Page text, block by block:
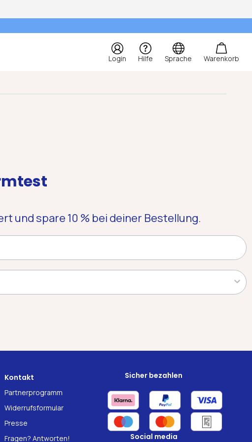
Login Hilfe Sprache Warenkorb
undspare 10 % bei deiner Bestellung.
Kontakt
Partnerprogramm
Widerrufsformular
Presse
Fragen? Antworten!
Sicher bezahlen
Social media